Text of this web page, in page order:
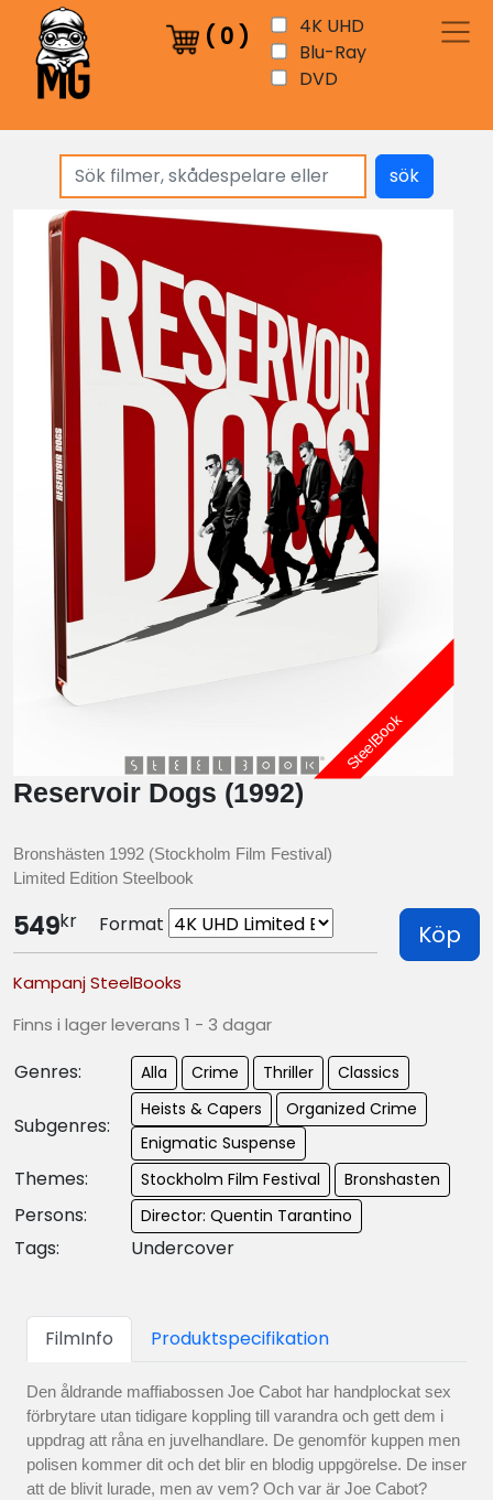
( 0)
4K UHD
Blu-Ray
DVD
sök
SteelBook
Reservoir Dogs (1992)
Bronshästen 1992 (Stockholm Film Festival)
Limited Edition Steelbook
549kr Format Köp
Kampanj SteelBooks
Finns i lager leverans 1 - 3 dagar
Genres: Alla Crime Thriller Classics
Subgenres:
Heists & Capers
Organized Crime
Enigmatic Suspense
Themes: Stockholm Film Festival Bronshasten
Persons: Director: Quentin Tarantino
Tags: Undercover
FilmInfo Produktspecifikation
Den åldrande maffiabossen Joe Cabot har handplockat sex
förbrytare utan tidigare koppling till varandra och gett dem i
uppdrag att råna en juvelhandlare. De genomför kuppen men
polisen kommer dit och det blir en blodig uppgörelse. De inser
att de blivit lurade, men av vem? Och var är Joe Cabot?